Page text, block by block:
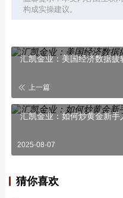
构成实操建议。
汇凯金业：美国经济数据
上一篇
汇凯金业：如何炒黄金新手
2025-08-07
猜你喜欢